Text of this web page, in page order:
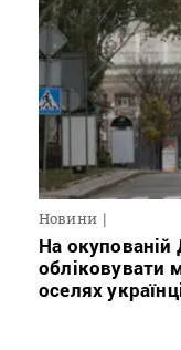
Новини
На
обліковувати
оселях